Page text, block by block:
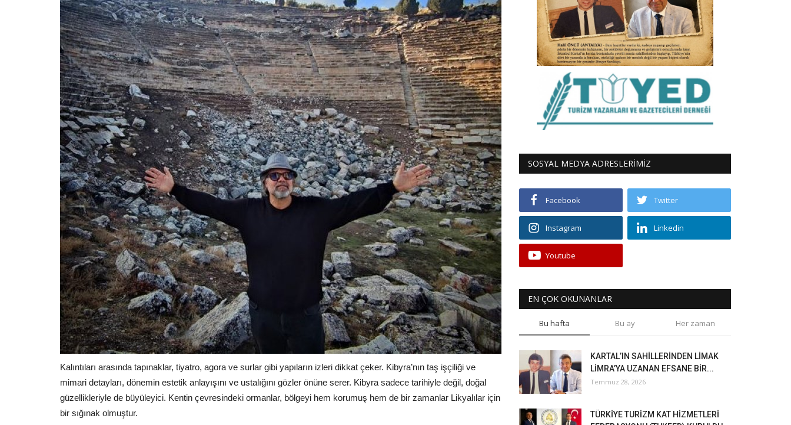
Kalıntıları arasında tapınaklar, tiyatro, agora ve surlar gibi yapıların izleri dikkat çeker. Kibyra’nın taş işçiliği ve
mimari detayları, dönemin estetik anlayışını ve ustalığını gözler önüne serer. Kibyra sadece tarihiyle değil, doğal
güzellikleriyle de büyüleyici. Kentin çevresindeki ormanlar, bölgeyi hem korumuş hem de bir zamanlar Likyalılar için
bir sığınak olmuştur.
SOSYAL MEDYA ADRESLERİMİZ
Facebook Twitter
Instagram Linkedin
Youtube
EN ÇOK OKUNANLAR
Bu hafta Bu ay Her zaman
KARTAL’IN SAHİLLERİNDEN LİMAK
LİMRA’YA UZANAN EFSANE BİR...
Temmuz 28, 2026
TÜRKİYE TURİZM KAT HİZMETLERİ